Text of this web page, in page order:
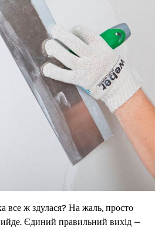
ж здулася? На жаль, просто
Єдиний правильний вихід —